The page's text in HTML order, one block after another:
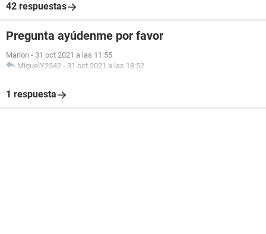
42 respuestas
Pregunta ayúdenme por favor
Marlon - 31 oct 2021 a las 11:55
MiguelY2542 - 31 oct 2021 a las 18:52
1 respuesta